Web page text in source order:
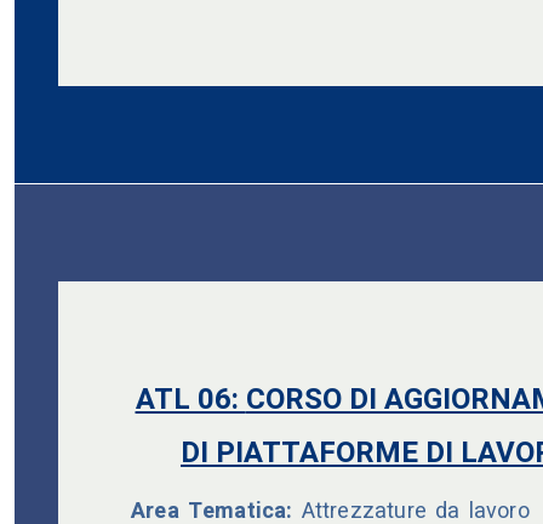
ATL 06:CORSO DI
DI PIATTAFORME DI
Area Tematica: Attrezzature da lavoro